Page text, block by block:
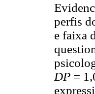
perfis
e faixa
DP =